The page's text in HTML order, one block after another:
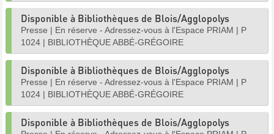
Disponible à Bibliothèques de Blois/Agglopolys
Presse | En réserve - Adressez-vous à l'Espace PRIAM | P
1024 | BIBLIOTHÈQUE ABBÉ-GRÉGOIRE
Disponible à Bibliothèques de Blois/Agglopolys
Presse | En réserve - Adressez-vous à l'Espace PRIAM | P
1024 | BIBLIOTHÈQUE ABBÉ-GRÉGOIRE
Disponible à Bibliothèques de Blois/Agglopolys